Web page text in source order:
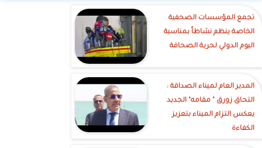
تجمع المؤسسات الصحفية
الخاصة ينظم نشاطاً بمناسبة
اليوم الدولي لحرية الصحافة
‎المدير العام لميناء الصداقة :
التحاق زورق " مقامه" الجديد
يعكس التزام الميناء بتعزيز
الكفاءة